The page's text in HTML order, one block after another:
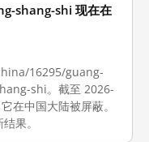
shang-shi 现在在
16295/guang-
shi。截至 2026-
在中国大陆被屏蔽。
果。